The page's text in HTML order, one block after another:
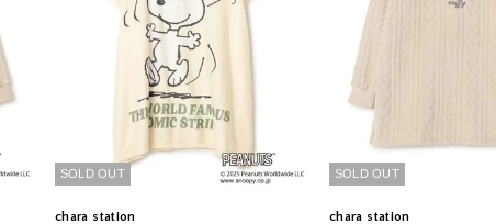
SOLD OUT
chara station
SOLD OUT
chara station